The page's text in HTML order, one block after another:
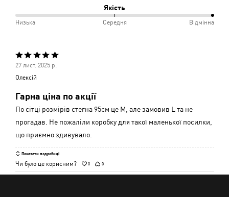
Незручно
Якість
100%
Середня
Низька Середня Відмінна
Оцінено
5
з
5
27 лист. 2025 р.
Олексій
Гарна ціна по акції
По сітці розмірів стегна 95см це М, але замовив L та не
прогадав. Не пожаліли коробку для такої маленької посилки,
що приємно здивувало.
Показати подробиці
Чи було це корисним? 0 0